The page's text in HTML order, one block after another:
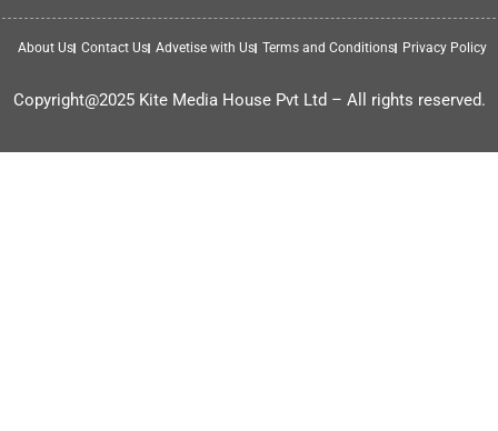
About Us Contact Us Advetise with Us Terms and Conditions Privacy Policy
Copyright@2025 Kite Media House Pvt Ltd – All rights reserved.